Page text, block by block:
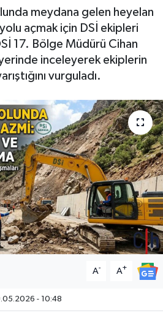
meydana gelen heyelan
açmak için DSİ ekipleri
17. Bölge Müdürü Cihan
yerinde inceleyerek ekiplerin
vurguladı.
A- A+
- 10:48